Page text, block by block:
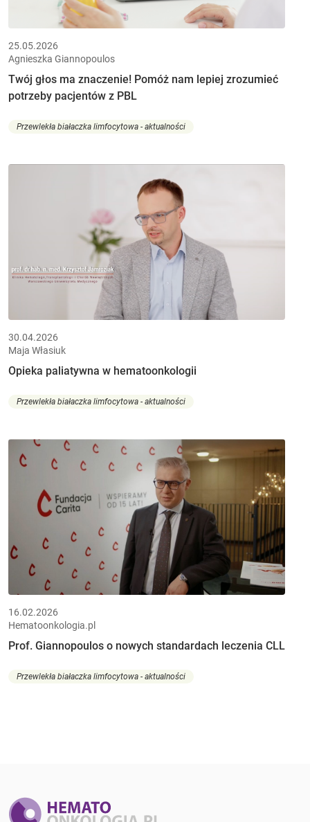
25.05.2026
Agnieszka Giannopoulos
Twój głos ma znaczenie! Pomóż nam lepiej zrozumieć
potrzeby pacjentów z PBL
Przewlekła białaczka limfocytowa - aktualności
30.04.2026
Maja Własiuk
Opieka paliatywna w hematoonkologii
Przewlekła białaczka limfocytowa - aktualności
16.02.2026
Hematoonkologia.pl
Prof. Giannopoulos o nowych standardach leczenia CLL
Przewlekła białaczka limfocytowa - aktualności